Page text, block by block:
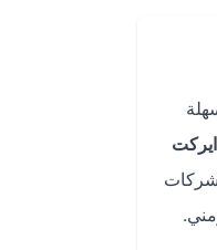
شركات